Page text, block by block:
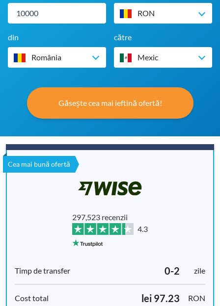
RON
din
România
către
Mexic
Găsește cea mai ieftină ofertă!
Cea mai bună ofertă
297,523 recenzii
4.3
0-2 zile
lei 97.23
RON